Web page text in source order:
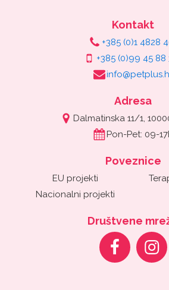
Kontakt
+385 (0)1 4828
+385 (0)99 45 88
Adresa
Dalmatinska 11/1,
Pon-Pet: 09-
Poveznice
EU projekti
Nacionalni projekti
Društvene